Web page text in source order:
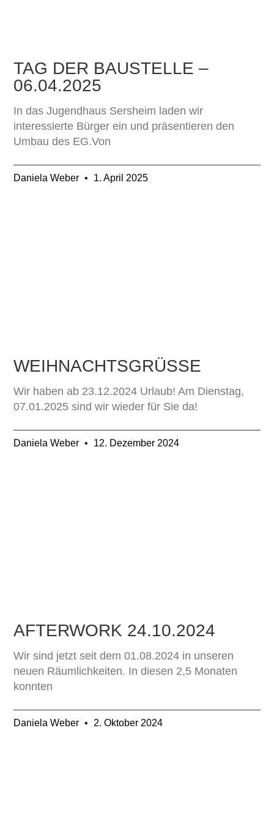
TAG DER BAUSTELLE –
06.04.2025
In das Jugendhaus Sersheim laden wir
interessierte Bürger ein und präsentieren den
Umbau des EG.Von
Daniela Weber 1. April 2025
WEIHNACHTSGRÜSSE
Wir haben ab 23.12.2024 Urlaub! Am Dienstag,
07.01.2025 sind wir wieder für Sie da!
Daniela Weber 12. Dezember 2024
AFTERWORK 24.10.2024
Wir sind jetzt seit dem 01.08.2024 in unseren
neuen Räumlichkeiten. In diesen 2,5 Monaten
konnten
Daniela Weber 2. Oktober 2024